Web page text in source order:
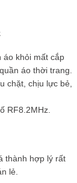
áo khỏi mất cắp
áo thời trang.
chặt, chịu lực bẻ,
RF8.2MHz.
thành hợp lý rất
lẻ.